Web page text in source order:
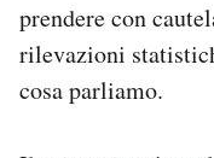
Esci
prendere con
rilevazioni
cosa parliamo.